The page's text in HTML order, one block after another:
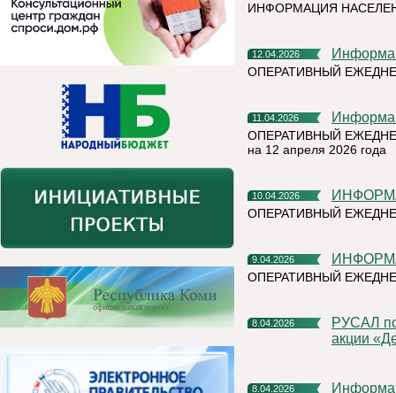
ИНФОРМАЦИЯ
12.04.2026
ОПЕРАТИВНЫЙ
11.04.2026
ОПЕРАТИВНЫЙ
на 12 апреля 2026 года
10.04.2026
ОПЕРАТИВНЫЙ
9.04.2026
ОПЕРАТИВНЫЙ
8.04.2026
РУСАЛ подвел итоги весеннего сезона благотворительной
акции
8.04.2026